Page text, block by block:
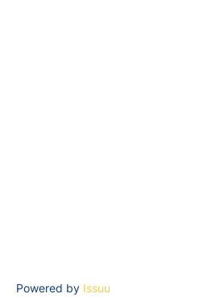
Powered by Issuu